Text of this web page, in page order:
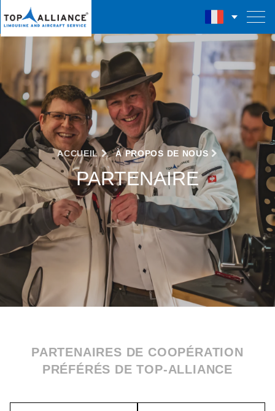
ACCUEIL À PROPOS DE NOUS
PARTENAIRE
PARTENAIRES DE COOPÉRATION
PRÉFÉRÉS DE TOP-ALLIANCE